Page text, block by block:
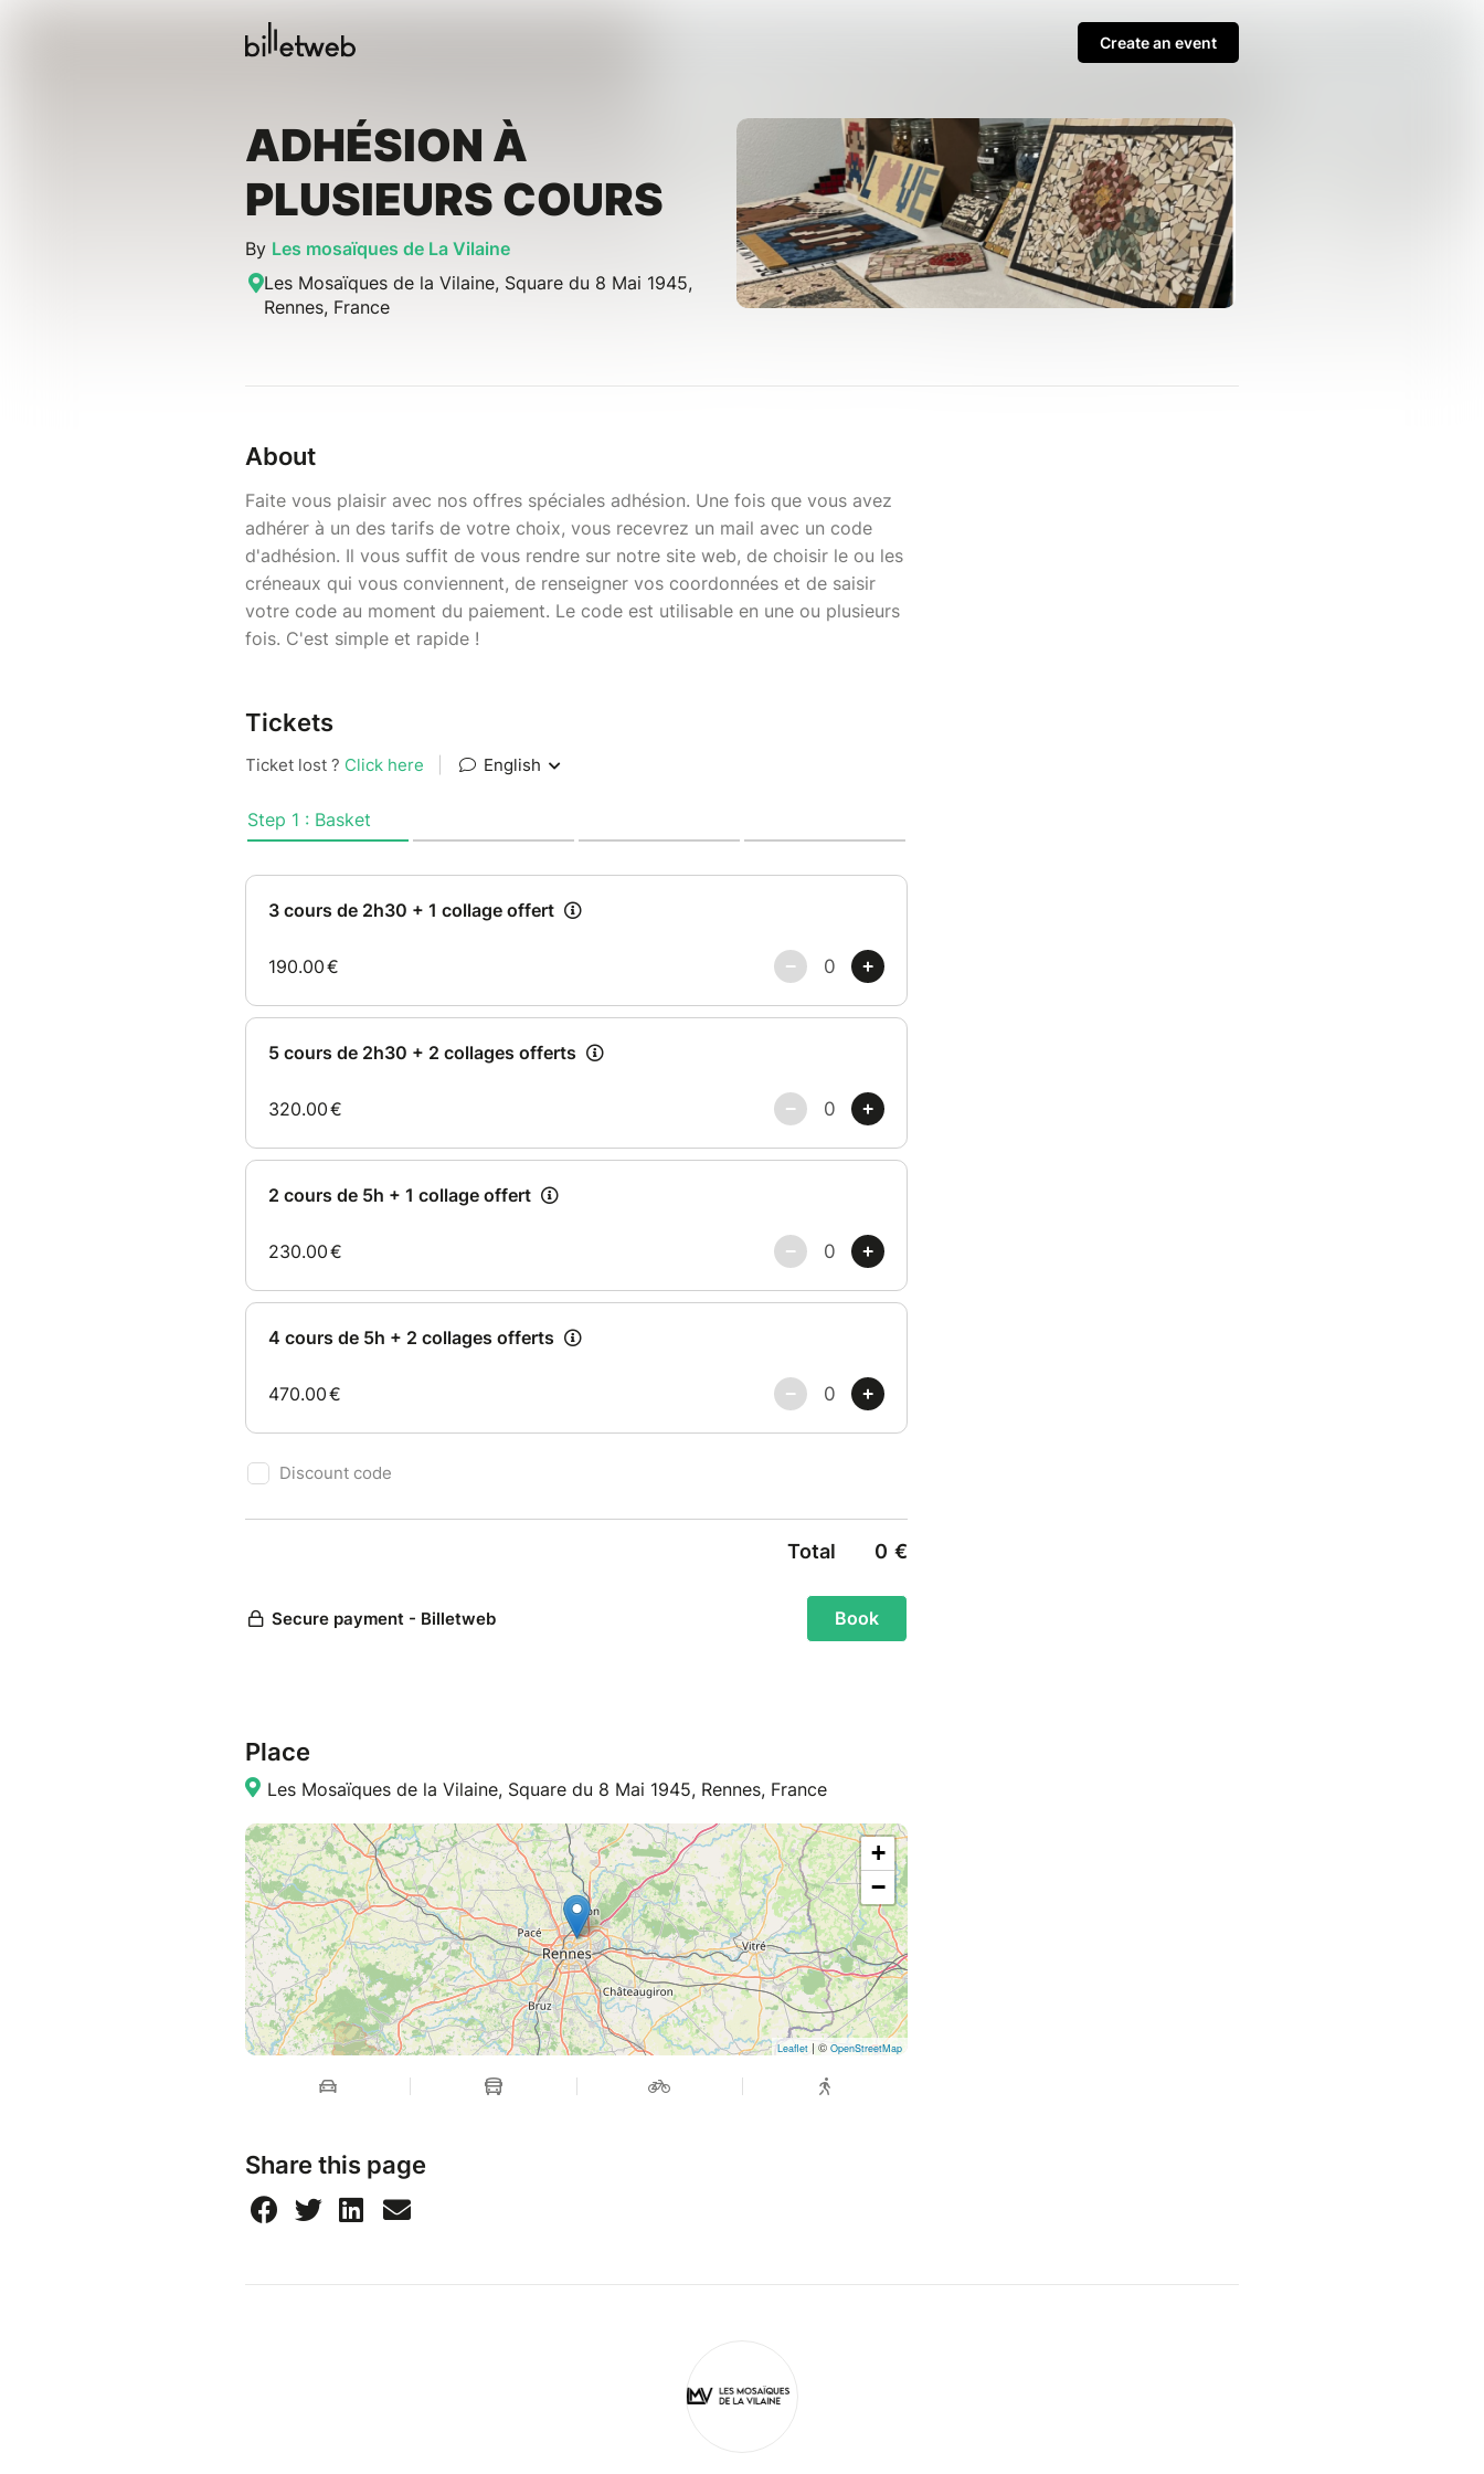
Create an event
ADHÉSION À
PLUSIEURS COURS
By Les mosaïques de La Vilaine
Les Mosaïques de la Vilaine, Square du 8 Mai 1945,
Rennes, France
About
Faite vous plaisir avec nos offres spéciales adhésion. Une fois que vous avez
adhérer à un des tarifs de votre choix, vous recevrez un mail avec un code
d'adhésion. Il vous suffit de vous rendre sur notre site web, de choisir le ou les
créneaux qui vous conviennent, de renseigner vos coordonnées et de saisir
votre code au moment du paiement. Le code est utilisable en une ou plusieurs
fois. C'est simple et rapide !
Tickets
Place
Les Mosaïques de la Vilaine, Square du 8 Mai 1945, Rennes, France
+
−
Leaflet | © OpenStreetMap
Share this page